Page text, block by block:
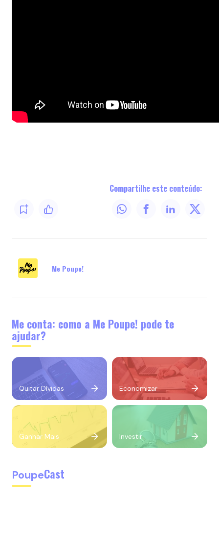
Compartilhe este conteúdo:
Me Poupe!
Me conta: como a Me Poupe! pode te
ajudar?
Quitar Dívidas Economizar
Ganhar Mais Investir
PoupeCast